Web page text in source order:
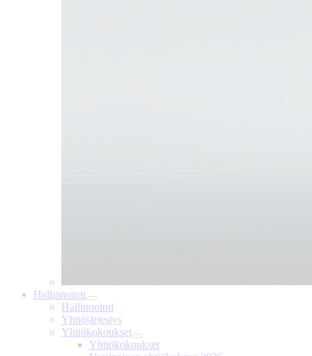
Hallinnointi
Hallinnointi
Yhtiöjärjestys
Yhtiökokoukset
Yhtiökokoukset